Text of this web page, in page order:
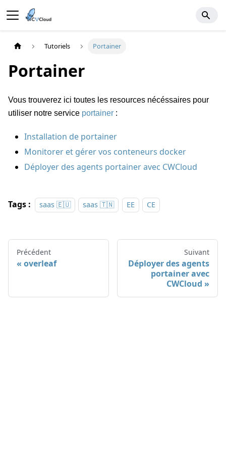
Tutoriels Portainer
Portainer
Vous trouverez ici toutes les resources nécéssaires pour
utiliser notre service portainer :
Installation de portainer
Monitorer et gérer vos conteneurs docker
Déployer des agents portainer avec CWCloud
Tags : saas 🇪🇺 saas 🇹🇳 EE CE
Précédent
overleaf
Suivant
Déployer des agents
portainer avec
CWCloud